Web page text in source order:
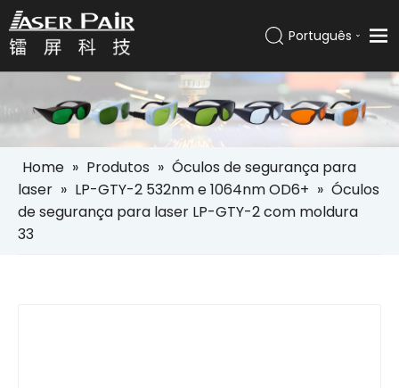
Produtos
Soluções
Empresa
Serviços
Português
Español
Pусский
English
Home » Produtos » Óculos de segurança para
laser » LP-GTY-2 532nm e 1064nm OD6+ » Óculos
de segurança para laser LP-GTY-2 com moldura
33